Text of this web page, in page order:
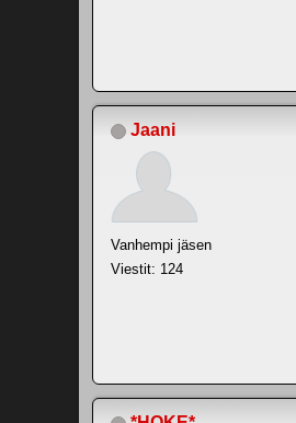
Jaani
Vanhempi jäsen
Viestit: 124